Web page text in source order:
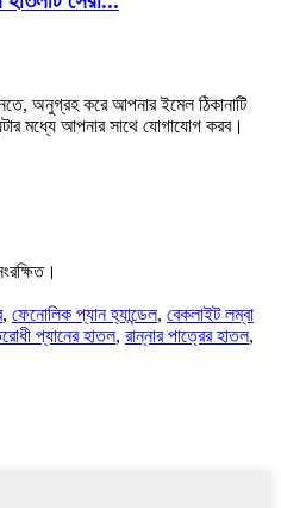
অনুগ্রহ করে আপনার ইমেল ঠিকানাটি
মধ্যে আপনার সাথে যোগাযোগ করব।
, ফেনোলিক প্যান হ্যান্ডেল, বেকলাইট লম্বা
প্যানের হাতল, রান্নার পাত্রের হাতল,